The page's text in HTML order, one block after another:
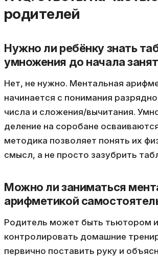
родителей
Нужно ли ребёнку знать
умножения до начала
Нет, не нужно. Ментальная
начинается с понимания
числа и сложения/вычитания.
деление на соробане
методика позволяет понять их
смысл, а не просто зазубрить
Можно ли заниматься
арифметикой
Родитель может быть тьютором и
контролировать домашние
первично поставить руку и